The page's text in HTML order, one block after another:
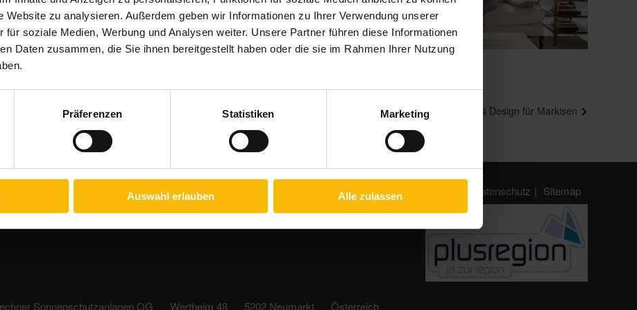
Website zu analysieren. Außerdem geben wir Informationen zu Ihrer Verwendung unserer
für soziale Medien, Werbung und Analysen weiter. Unsere Partner führen diese Informationen
Daten zusammen, die Sie ihnen bereitgestellt haben oder die sie im Rahmen Ihrer Nutzung
Präferenzen Statistiken Marketing
Auswahl erlauben Alle zulassen
WAREMA Cubic Line – Kubisches Design für Markisen
Datenschutz Sitemap
Sonnenschutzanlagen OG Wertheim 48 5202 Neumarkt Österreich